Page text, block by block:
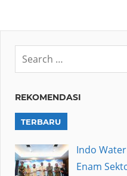
REKOMENDASI
TERBARU
Indo
Enam